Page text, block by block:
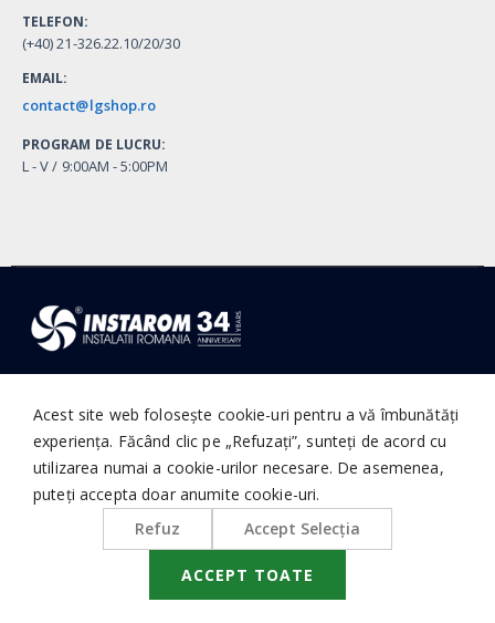
TELEFON:
(+40) 21-326.22.10/20/30
EMAIL:
contact@lgshop.ro
PROGRAM DE LUCRU:
L - V / 9:00AM - 5:00PM
Acest site web folosește cookie-uri pentru a vă îmbunătăți
experiența. Făcând clic pe „Refuzați”, sunteți de acord cu
utilizarea numai a cookie-urilor necesare. De asemenea,
puteți accepta doar anumite cookie-uri.
Refuz
Accept Selecţia
ACCEPT TOATE